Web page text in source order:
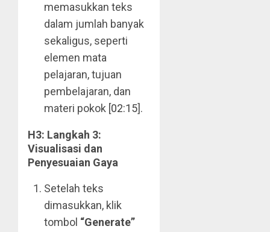
memasukkan teks
dalam jumlah banyak
sekaligus, seperti
elemen mata
pelajaran, tujuan
pembelajaran, dan
materi pokok [02:15].
H3: Langkah 3:
Visualisasi dan
Penyesuaian Gaya
Setelah teks
dimasukkan, klik
tombol “Generate”